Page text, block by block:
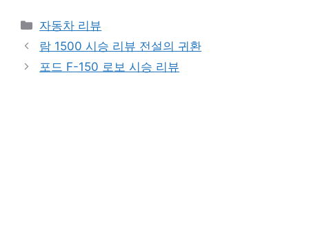
Categories
자동차 리뷰
람 1500 시승 리뷰 전설의 귀환
포드 F-150 로보 시승 리뷰